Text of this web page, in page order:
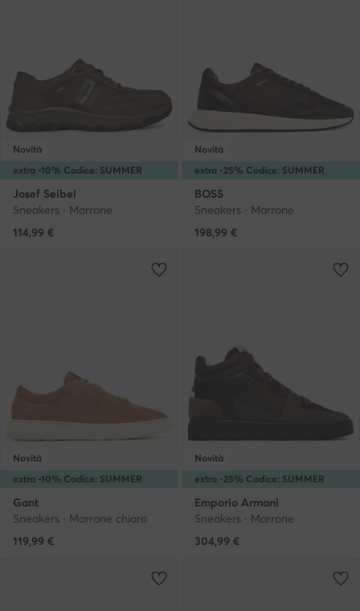
extra -10% Codice: SUMMER
Novità
Josef Seibel
Sneakers · Marrone
114,99 €
extra -25% Codice: SUMMER
Novità
BOSS
Sneakers · Marrone
198,99 €
extra -10% Codice: SUMMER
Novità
Gant
Sneakers · Marrone chiaro
119,99 €
extra -25% Codice: SUMMER
Novità
Emporio Armani
Sneakers · Marrone
304,99 €